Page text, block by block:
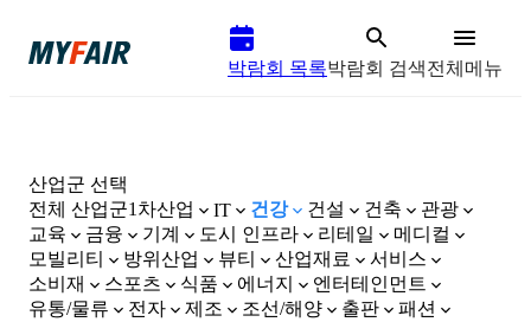
박람회 목록박람회 검색전체메뉴
산업군 선택
전체 산업군1차산업 IT 건강 건설 건축
관광
교육
금융 기계 도시 인프라 리테일
메디컬
모빌리티
방위산업 뷰티 산업재료
서비스
소비재
스포츠 식품 에너지
엔터테인먼트
유통/물류
전자 제조 조선/해양 출판
패션